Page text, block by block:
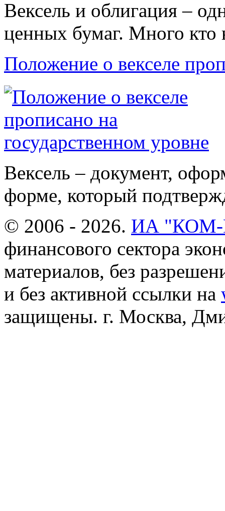
Вексель и облигация –
ценных бумаг. Много
Положение о векселе
Вексель – документ,
форме, который
© 2006 - 2026. ИА
финансового сектора
материалов, без
и без активной ссылки на
защищены. г. Москва,